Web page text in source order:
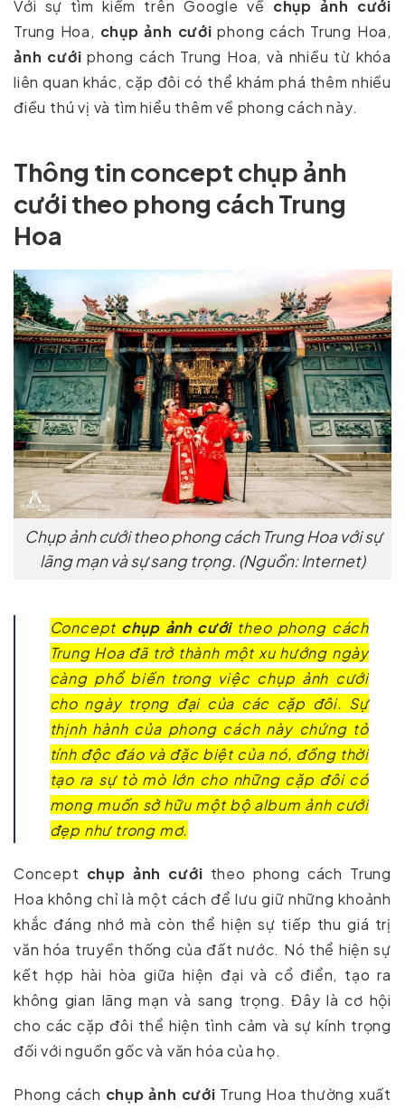
Với sự tìm kiếm trên Google về chụp ảnh cưới
Trung Hoa, chụp ảnh cưới phong cách Trung Hoa,
ảnh cưới phong cách Trung Hoa, và nhiều từ khóa
liên quan khác, cặp đôi có thể khám phá thêm nhiều
điều thú vị và tìm hiểu thêm về phong cách này.
Thông tin concept chụp ảnh
cưới theo phong cách Trung
Hoa
Chụp ảnh cưới theo phong cách Trung Hoa với sự
lãng mạn và sự sang trọng. (Nguồn: Internet)
Concept chụp ảnh cướitheo phong cách
Trung Hoa đã trở thành một xu hướng ngày
càng phổ biến trong việc chụp ảnh cưới
cho ngày trọng đại của các cặp đôi. Sự
thịnh hành của phong cách này chứng tỏ
tính độc đáo và đặc biệt của nó, đồng thời
tạo ra sự tò mò lớn cho những cặp đôi có
mong muốn sở hữu một bộ album ảnh cưới
đẹp như trong mơ.
Concept chụp ảnh cưới theo phong cách Trung
Hoa không chỉ là một cách để lưu giữ những khoảnh
khắc đáng nhớ mà còn thể hiện sự tiếp thu giá trị
văn hóa truyền thống của đất nước. Nó thể hiện sự
kết hợp hài hòa giữa hiện đại và cổ điển, tạo ra
không gian lãng mạn và sang trọng. Đây là cơ hội
cho các cặp đôi thể hiện tình cảm và sự kính trọng
đối với nguồn gốc và văn hóa của họ.
Phong cách chụp ảnh cưới Trung Hoa thường xuất